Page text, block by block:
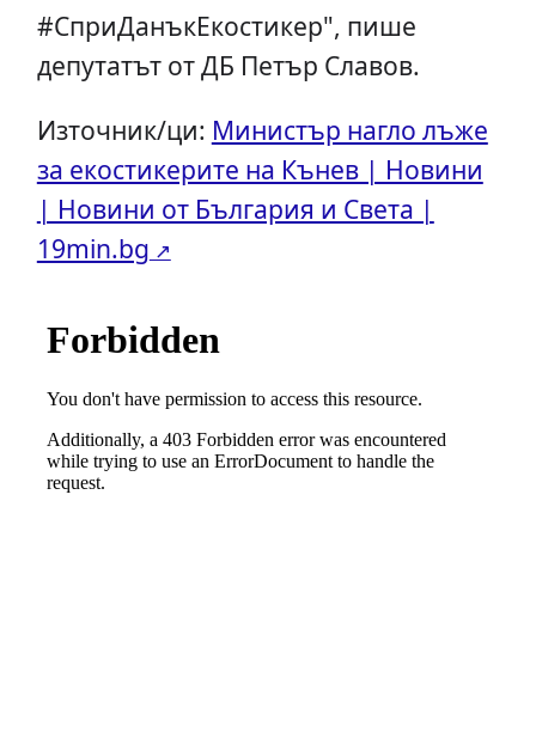
#СприДанъкЕкостикер", пише
депутатът от ДБ Петър Славов.
Източник/ци: Министър нагло лъже
за екостикерите на Кънев | Новини
| Новини от България и Света |
19min.bg